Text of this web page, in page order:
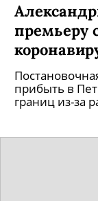
премьеру
прибыть в
границ из-за